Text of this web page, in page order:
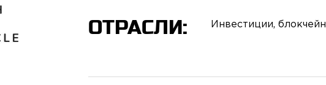
ОТРАСЛИ: Инвестиции, блокчейн